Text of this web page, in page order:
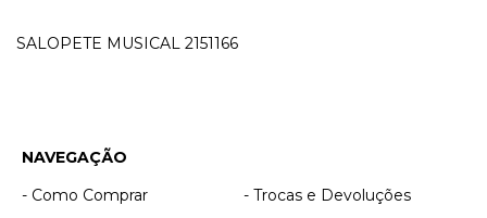
SALOPETE MUSICAL 2151166
NAVEGAÇÃO
- Como Comprar
- Trocas e Devoluções